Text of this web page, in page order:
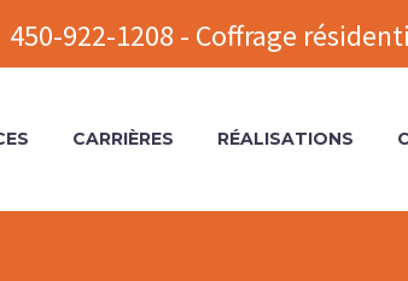
450-922-1208 - Coffrage
CARRIÈRES RÉALISATIONS